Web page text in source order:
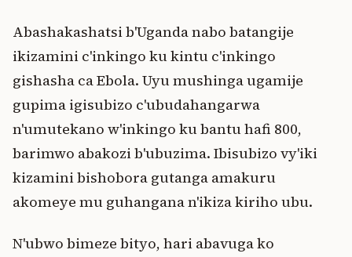
Abashakashatsi b'Uganda nabo batangije
ikizamini c'inkingo ku kintu c'inkingo
gishasha ca Ebola. Uyu mushinga ugamije
gupima igisubizo c'ubudahangarwa
n'umutekano w'inkingo ku bantu hafi 800,
barimwo abakozi b'ubuzima. Ibisubizo vy'iki
kizamini bishobora gutanga amakuru
akomeye mu guhangana n'ikiza kiriho ubu.
N'ubwo bimeze bityo, hari abavuga ko